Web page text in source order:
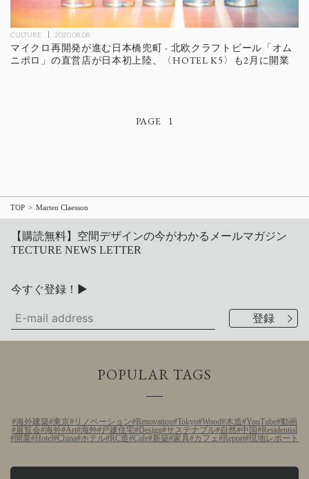
CULTURE 2020.08.08
マイクロ再開発が進む日本橋兜町 - 北欧クラフトビール「オム
ニポロ」の直営店が日本初上陸、〈HOTEL K5〉も2月に開業
1
TOP Marten Claesson
【購読無料】空間デザインの今がわかるメールマガジン
TECTURE NEWS LETTER
今すぐ登録！▶
POPULAR TAGS
海外建築 東京 リノベーション Renovation Tokyo Wood 木造 YouTube 動画
展覧会 海外 Art 海外 戸建住宅 Design サステナブル 自然 中国
Residential
開業
Hotel China ホテル RC造 Cafe 新築 家具 カフェ Report 現地レポート